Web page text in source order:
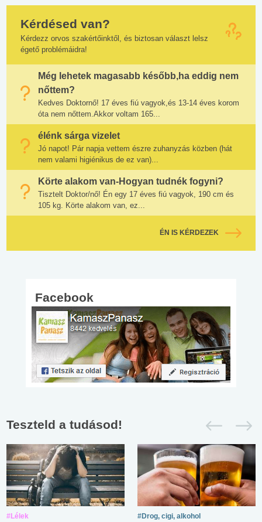
Kérdésed van?
Kérdezz orvos szakértőinktől, és biztosan választ lelsz
égető problémáidra!
Még lehetek magasabb később,ha eddig nem
nőttem?
Kedves Doktornő! 17 éves fiú vagyok,és 13-14 éves korom
óta nem nőttem.Akkor voltam 165...
élénk sárga vizelet
Jó napot! Pár napja vettem észre zuhanyzás közben (hát
nem valami higiénikus de ez van)...
Körte alakom van-Hogyan tudnék fogyni?
Tisztelt Doktor/nő! Én egy 17 éves fiú vagyok, 190 cm és
105 kg. Körte alakom van, ez...
ÉN IS KÉRDEZEK
Facebook
Teszteld a tudásod!
#Lélek #Drog, cigi, alkohol